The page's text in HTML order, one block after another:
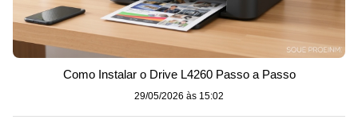
Como Instalar o Drive L4260 Passo a Passo
29/05/2026 às 15:02